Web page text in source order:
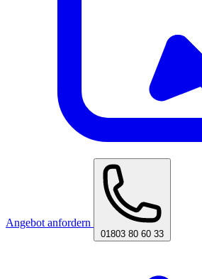
Angebot anfordern
01803 80 60 33